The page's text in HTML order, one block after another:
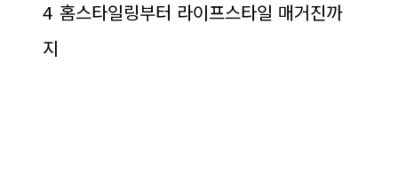
4 홈스타일링부터 라이프스타일 매거진까
지